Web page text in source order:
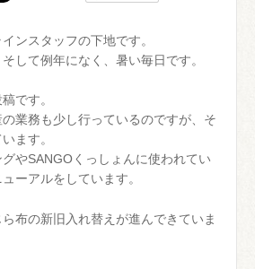
ンスタッフの下地です。
して例年になく、暑い毎日です。
です。
業務も少し行っているのですが、そ
ます。
やSANGOくっしょんに使われてい
ーアルをしています。
布の新旧入れ替えが進んできていま